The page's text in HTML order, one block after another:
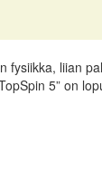
fysiikka, liian
5” on